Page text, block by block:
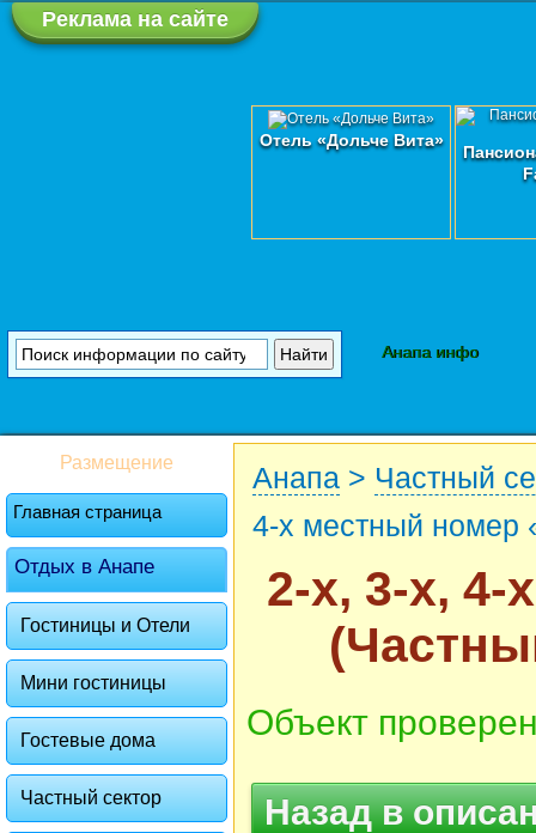
Реклама на сайте
Отель «Дольче Вита»
Анапа инфо
Размещение
Главная страница
Отдых в Анапе
Гостиницы и Отели
Мини гостиницы
Гостевые дома
Частный сектор
Анапа > Частный
4-х местный номер
2-х, 3-х,
Объект
Назад в